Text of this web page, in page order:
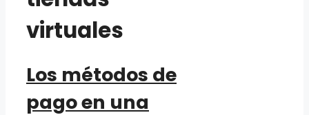
virtuales
Los métodos de
pago en una